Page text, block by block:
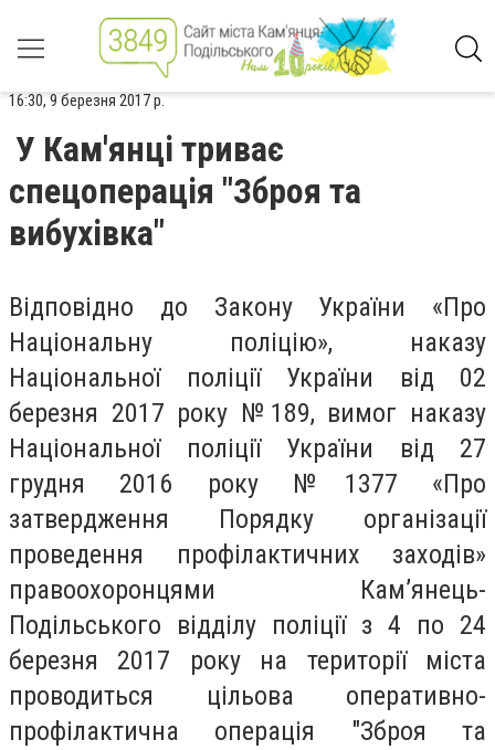
16:30, 9 березня 2017 р.
У Кам'янці триває
спецоперація "Зброя та
вибухівка"
Відповідно до Закону України «Про
Національну поліцію», наказу
Національної поліції України від 02
березня 2017 року №189, вимог наказу
Національної поліції України від 27
грудня 2016 року №1377 «Про
затвердження Порядку організації
проведення профілактичних заходів»
правоохоронцями Кам’янець-
Подільського відділу поліції з 4 по 24
березня 2017 року на території міста
проводиться цільова оперативно-
профілактична операція "Зброя та